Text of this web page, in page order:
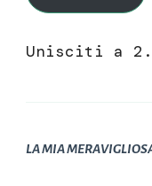
Unisciti a
LA MIA